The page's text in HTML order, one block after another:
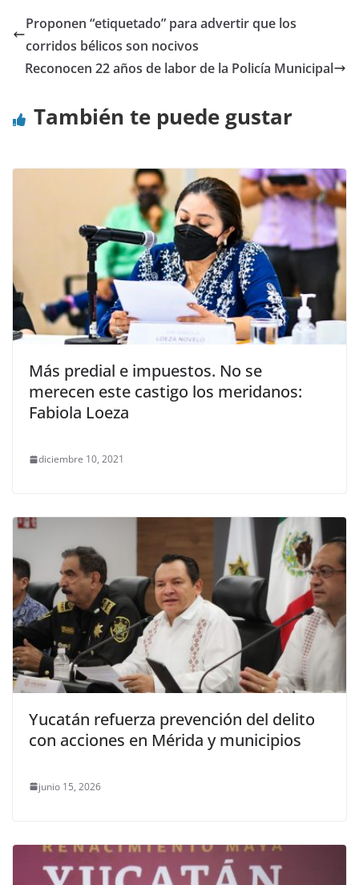
Proponen “etiquetado” para advertir que los
corridos bélicos son nocivos
Reconocen 22 años de labor de la Policía Municipal
También te puede gustar
Más predial e impuestos. No se
merecen este castigo los meridanos:
Fabiola Loeza
diciembre 10, 2021
Yucatán refuerza prevención del delito
con acciones en Mérida y municipios
junio 15, 2026